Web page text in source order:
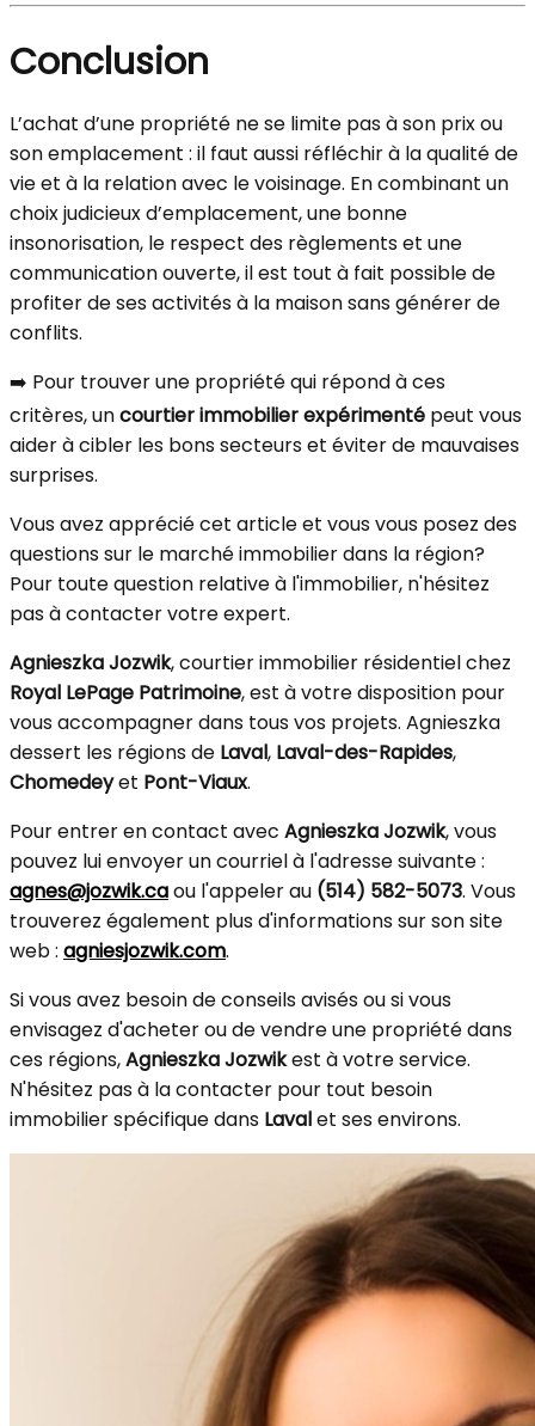
Conclusion
L’achat d’une propriété ne se limite pas à son prix ou
son emplacement : il faut aussi réfléchir à la qualité de
vie et à la relation avec le voisinage. En combinant un
choix judicieux d’emplacement, une bonne
insonorisation, le respect des règlements et une
communication ouverte, il est tout à fait possible de
profiter de ses activités à la maison sans générer de
conflits.
➡️ Pour trouver une propriété qui répond à ces
critères, uncourtier immobilier expérimenté peut vous
aider à cibler les bons secteurs et éviter de mauvaises
surprises.
Vous avez apprécié cet article et vous vous posez des
questions sur le marché immobilier dans la région?
Pour toute question relative à l'immobilier, n'hésitez
pas à contacter votre expert.
Agnieszka Jozwik, courtier immobilier résidentiel chez
Royal LePage Patrimoine, est à votre disposition pour
vous accompagner dans tous vos projets. Agnieszka
dessert les régions de Laval, Laval-des-Rapides,
Chomedeyet Pont-Viaux.
Pour entrer en contact avec Agnieszka Jozwik, vous
pouvez lui envoyer un courriel à l'adresse suivante :
agnes@jozwik.caou l'appeler au (514) 582-5073. Vous
trouverez également plus d'informations sur son site
web : agniesjozwik.com.
Si vous avez besoin de conseils avisés ou si vous
envisagez d'acheter ou de vendre une propriété dans
ces régions,Agnieszka Jozwikest à votre service.
N'hésitez pas à la contacter pour tout besoin
immobilier spécifique dans Lavalet ses environs.